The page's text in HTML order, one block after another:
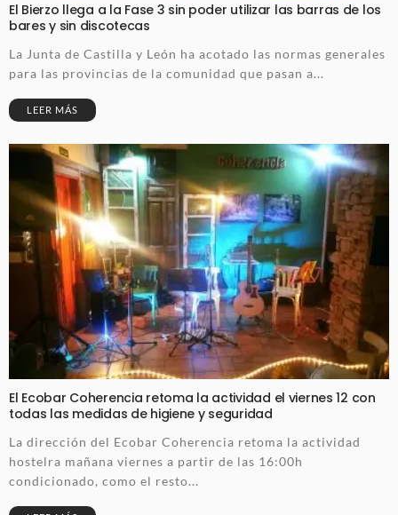
El Bierzo llega a la Fase 3 sin poder utilizar las barras de los
bares y sin discotecas
La Junta de Castilla y León ha acotado las normas generales
para las provincias de la comunidad que pasan a...
LEER MÁS
El Ecobar Coherencia retoma la actividad el viernes 12 con
todas las medidas de higiene y seguridad
La dirección del Ecobar Coherencia retoma la actividad
hostelra mañana viernes a partir de las 16:00h
condicionado, como el resto...